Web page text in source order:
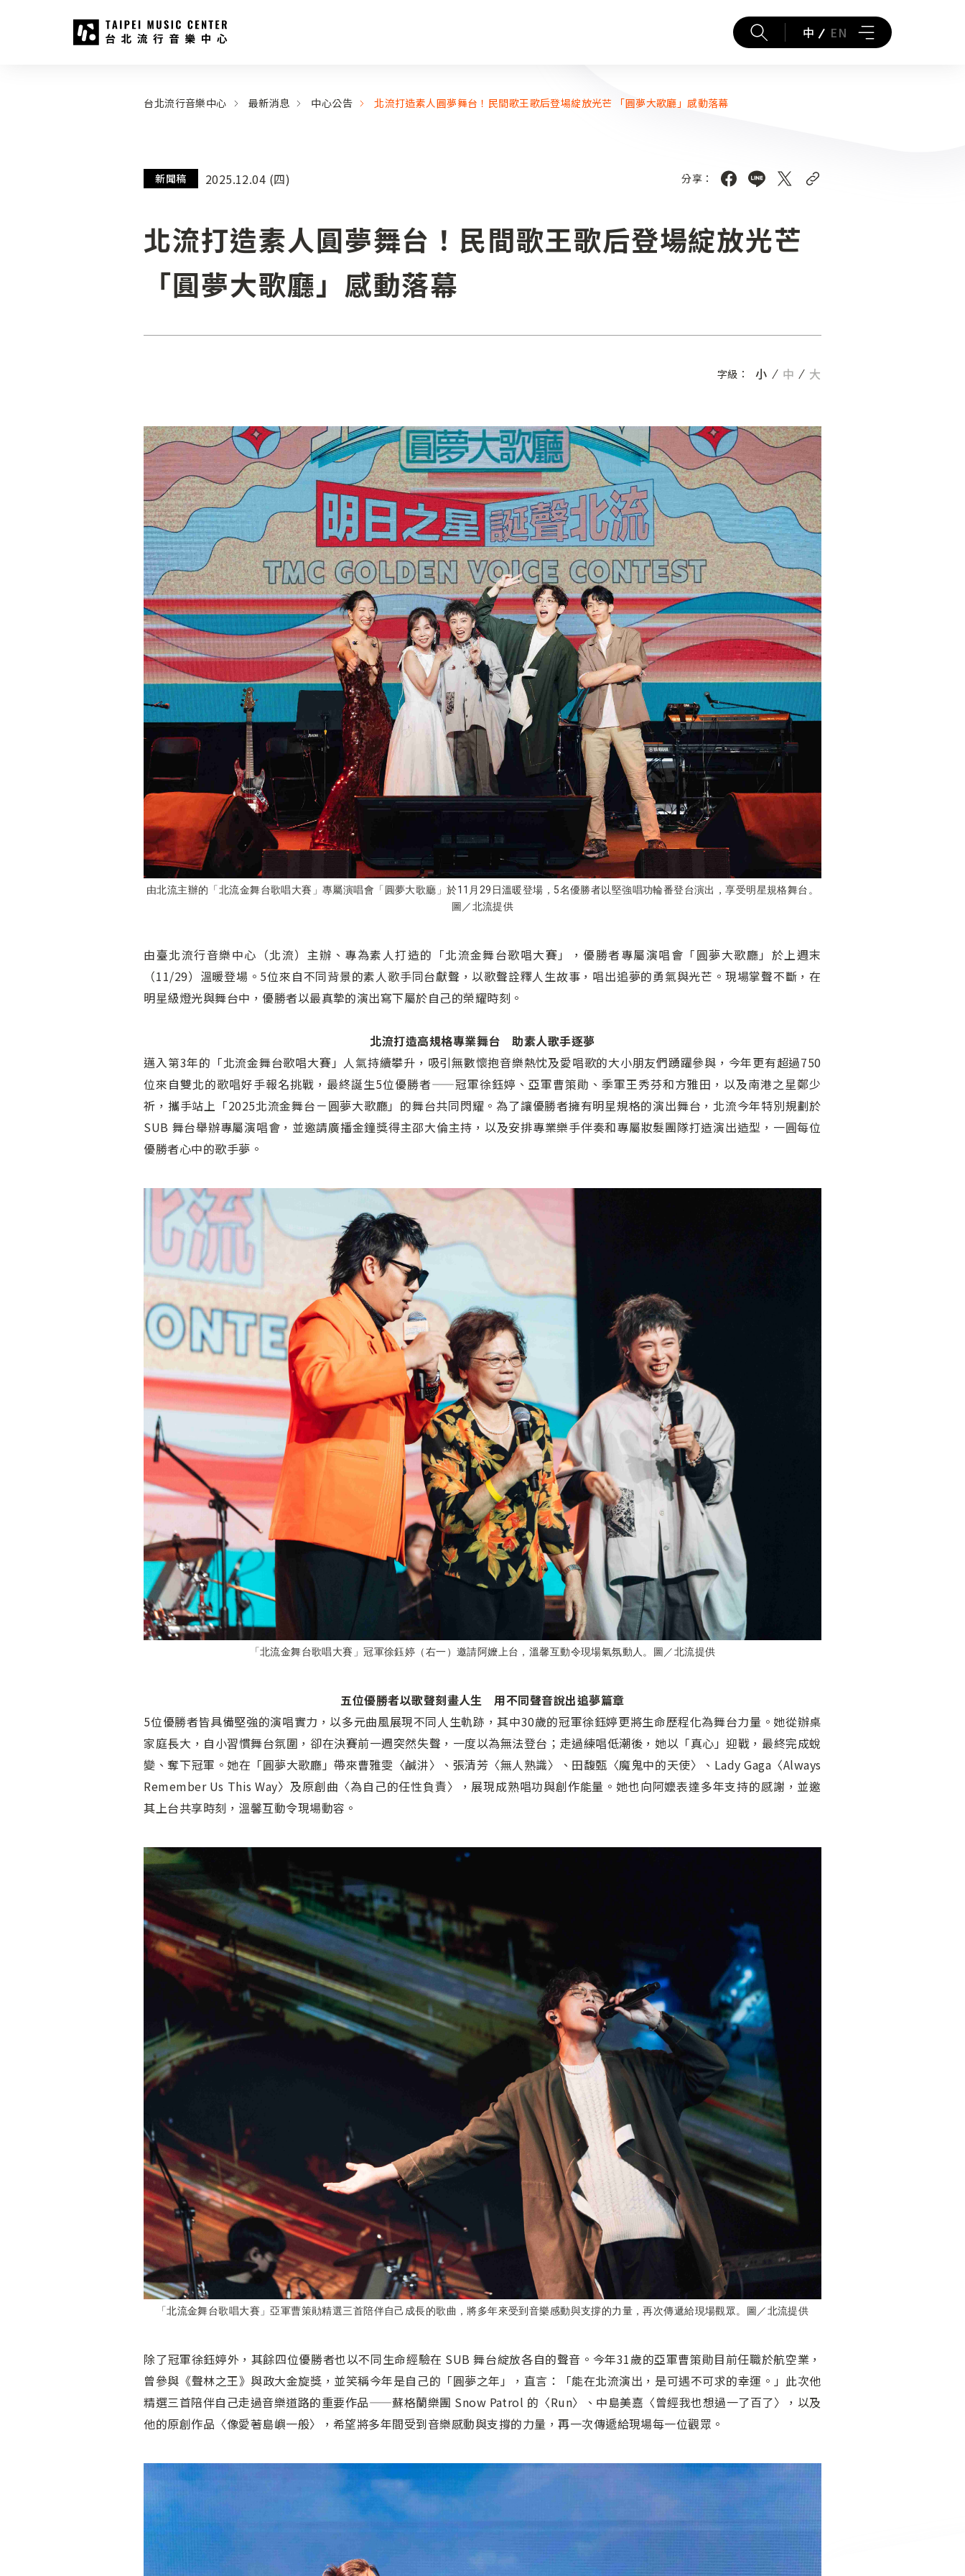
::: 中 EN
台北流行音樂中心 最新消息 中心公告 北流打造素人圓夢舞台！民間歌王歌后登場綻放光芒 「圓夢大歌廳」感動落幕
新聞稿 2025.12.04 (四) 分享：
北流打造素人圓夢舞台！民間歌王歌后登場綻放光芒
「圓夢大歌廳」感動落幕
字級： 小 中 大
由北流主辦的「北流金舞台歌唱大賽」專屬演唱會「圓夢大歌廳」於11月29日溫暖登場，5名優勝者以堅強唱功輪番登台演出，享受明星規格舞台。
圖／北流提供
由臺北流行音樂中心（北流）主辦、專為素人打造的「北流金舞台歌唱大賽」，優勝者專屬演唱會「圓夢大歌廳」於上週末
（11/29）溫暖登場。5位來自不同背景的素人歌手同台獻聲，以歌聲詮釋人生故事，唱出追夢的勇氣與光芒。現場掌聲不斷，在
明星級燈光與舞台中，優勝者以最真摯的演出寫下屬於自己的榮耀時刻。
北流打造高規格專業舞台 助素人歌手逐夢
邁入第3年的「北流金舞台歌唱大賽」人氣持續攀升，吸引無數懷抱音樂熱忱及愛唱歌的大小朋友們踴躍參與，今年更有超過750
位來自雙北的歌唱好手報名挑戰，最終誕生5位優勝者——冠軍徐鈺婷、亞軍曹策勛、季軍王秀芬和方雅田，以及南港之星鄭少
祈，攜手站上「2025北流金舞台－圓夢大歌廳」的舞台共同閃耀。為了讓優勝者擁有明星規格的演出舞台，北流今年特別規劃於
SUB 舞台舉辦專屬演唱會，並邀請廣播金鐘獎得主邵大倫主持，以及安排專業樂手伴奏和專屬妝髮團隊打造演出造型，一圓每位
優勝者心中的歌手夢。
「北流金舞台歌唱大賽」冠軍徐鈺婷（右一）邀請阿嬤上台，溫馨互動令現場氣氛動人。圖／北流提供
五位優勝者以歌聲刻畫人生 用不同聲音說出追夢篇章
5位優勝者皆具備堅強的演唱實力，以多元曲風展現不同人生軌跡，其中30歲的冠軍徐鈺婷更將生命歷程化為舞台力量。她從辦桌
家庭長大，自小習慣舞台氛圍，卻在決賽前一週突然失聲，一度以為無法登台；走過練唱低潮後，她以「真心」迎戰，最終完成蛻
變、奪下冠軍。她在「圓夢大歌廳」帶來曹雅雯〈鹹汫〉、張清芳〈無人熟識〉、田馥甄〈魔鬼中的天使〉、Lady Gaga〈Always
Remember Us This Way〉及原創曲〈為自己的任性負責〉，展現成熟唱功與創作能量。她也向阿嬤表達多年支持的感謝，並邀
其上台共享時刻，溫馨互動令現場動容。
「北流金舞台歌唱大賽」亞軍曹策勛精選三首陪伴自己成長的歌曲，將多年來受到音樂感動與支撐的力量，再次傳遞給現場觀眾。圖／北流提供
除了冠軍徐鈺婷外，其餘四位優勝者也以不同生命經驗在 SUB 舞台綻放各自的聲音。今年31歲的亞軍曹策勛目前任職於航空業，
曾參與《聲林之王》與政大金旋獎，並笑稱今年是自己的「圓夢之年」，直言：「能在北流演出，是可遇不可求的幸運。」此次他
精選三首陪伴自己走過音樂道路的重要作品——蘇格蘭樂團 Snow Patrol 的〈Run〉、中島美嘉〈曾經我也想過一了百了〉，以及
他的原創作品〈像愛著島嶼一般〉，希望將多年間受到音樂感動與支撐的力量，再一次傳遞給現場每一位觀眾。